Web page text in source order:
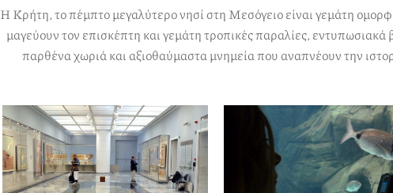
Η Κρήτη, το πέμπτο μεγαλύτερο νησί στη Μεσόγειο είναι γεμάτη
μαγεύουν τον επισκέπτη και γεμάτη τροπικές παραλίες, εντυπωσιακά
παρθένα χωριά και αξιοθαύμαστα μνημεία που αναπνέουν την